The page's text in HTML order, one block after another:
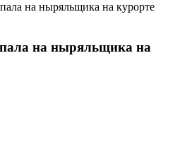
на ныряльщика на курорте
на ныряльщика на